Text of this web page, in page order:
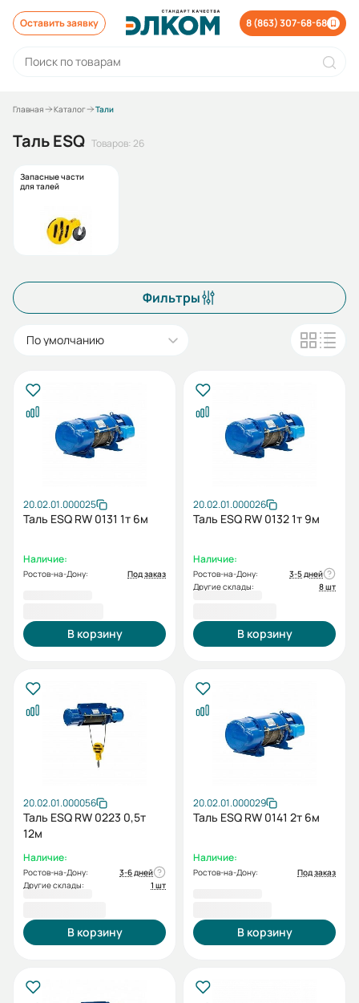
Оставить заявку 8 (863) 307-68-68
Главная Каталог Тали
Таль ESQ Товаров: 26
Запасные части
для талей
Фильтры
По умолчанию
20.02.01.000025
Таль ESQ RW 0131 1т 6м
Наличие:
Ростов-на-Дону: Под заказ
В корзину
20.02.01.000026
Таль ESQ RW 0132 1т 9м
Наличие:
Ростов-на-Дону:
3-5 дней
Другие склады:
8 шт
В корзину
20.02.01.000056
Таль ESQ RW 0223 0,5т
12м
Наличие:
Ростов-на-Дону:
3-6 дней
Другие склады:
1 шт
В корзину
20.02.01.000029
Таль ESQ RW 0141 2т 6м
Наличие:
Ростов-на-Дону: Под заказ
В корзину